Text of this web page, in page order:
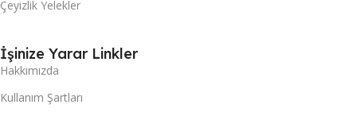
Çeyizlik Yelekler
İşinize Yarar Linkler
Hakkımızda
Kullanım Şartları